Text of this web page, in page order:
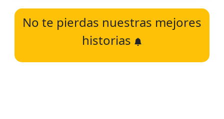
No te pierdas nuestras mejores
historias